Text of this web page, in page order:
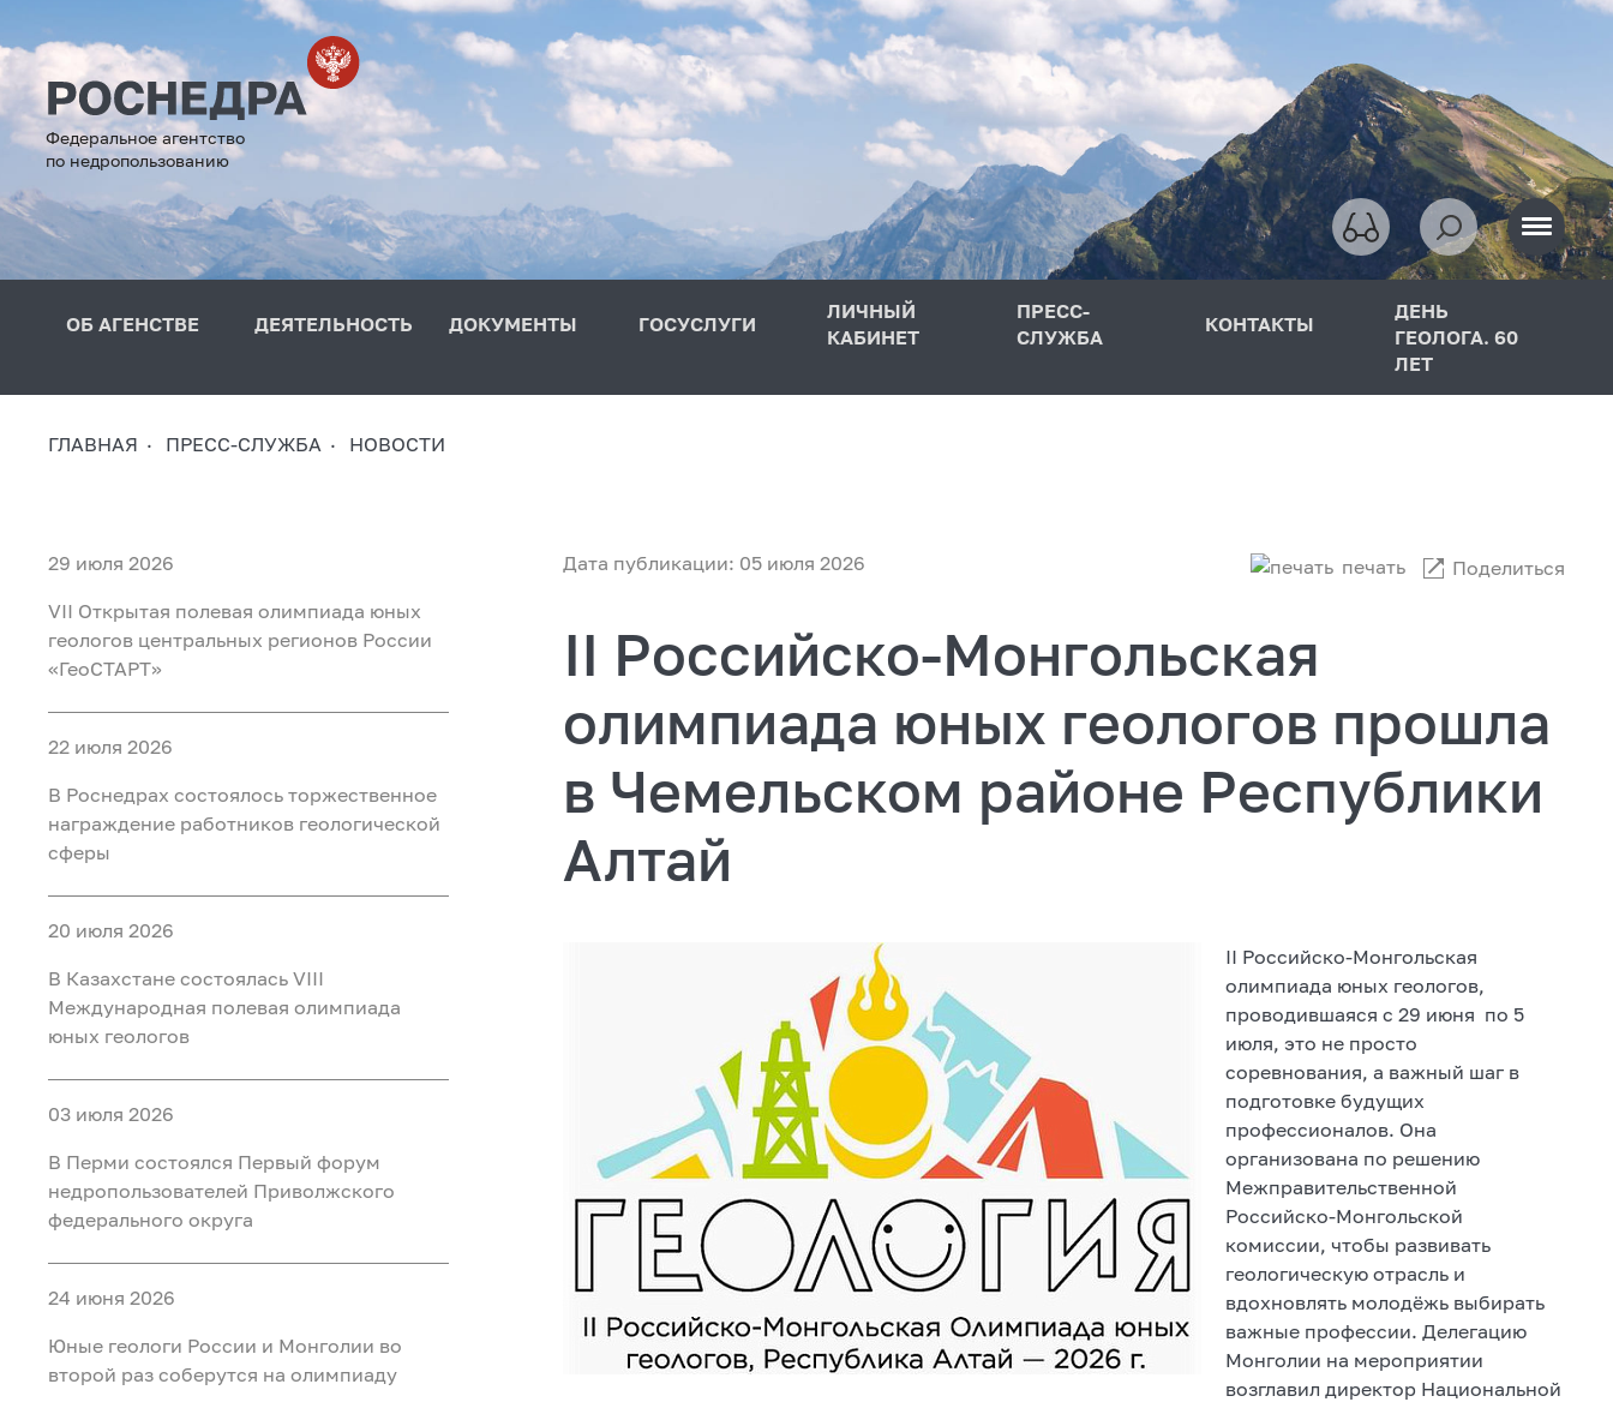
Федеральное агентство
по недропользованию
ОБ АГЕНСТВЕ ДЕЯТЕЛЬНОСТЬ ДОКУМЕНТЫ ГОСУСЛУГИ
ЛИЧНЫЙ
КАБИНЕТ
ПРЕСС-
СЛУЖБА
КОНТАКТЫ
ДЕНЬ
ГЕОЛОГА. 60
ЛЕТ
ГЛАВНАЯ ПРЕСС-СЛУЖБА НОВОСТИ
29 июля 2026
VII Открытая полевая олимпиада юных
геологов центральных регионов России
«ГеоСТАРТ»
22 июля 2026
В Роснедрах состоялось торжественное
награждение работников геологической
сферы
20 июля 2026
В Казахстане состоялась VIII
Международная полевая олимпиада
юных геологов
03 июля 2026
В Перми состоялся Первый форум
недропользователей Приволжского
федерального округа
24 июня 2026
Юные геологи России и Монголии во
второй раз соберутся на олимпиаду
Дата публикации: 05 июля 2026 печать Поделиться
II Российско‑Монгольская
олимпиада юных геологов прошла
в Чемельском районе Республики
Алтай
II Российско-Монгольская
олимпиада юных геологов,
проводившаяся с 29 июня по 5
июля, это не просто
соревнования, а важный шаг в
подготовке будущих
профессионалов. Она
организована по решению
Межправительственной
Российско‑Монгольской
комиссии, чтобы развивать
геологическую отрасль и
вдохновлять молодёжь выбирать
важные профессии. Делегацию
Монголии на мероприятии
возглавил директор Национальной